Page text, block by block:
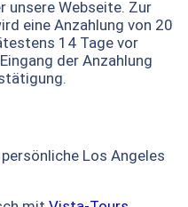
unsere Webseite. Zur
eine Anzahlung von 20
14 Tage vor
der Anzahlung